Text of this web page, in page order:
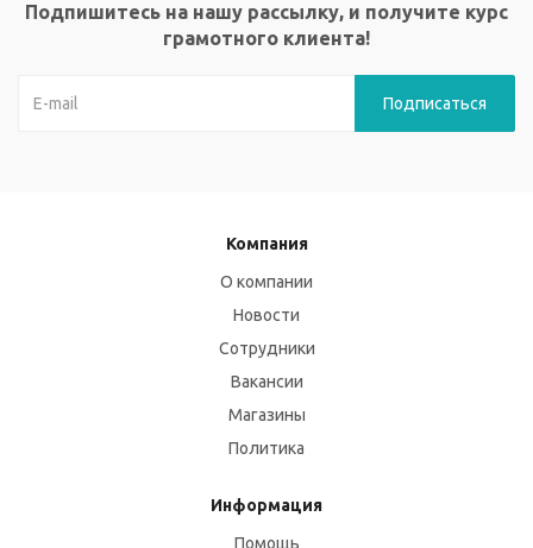
Подпишитесь на нашу рассылку, и получите курс
грамотного клиента!
Компания
О компании
Новости
Сотрудники
Вакансии
Магазины
Политика
Информация
Помощь